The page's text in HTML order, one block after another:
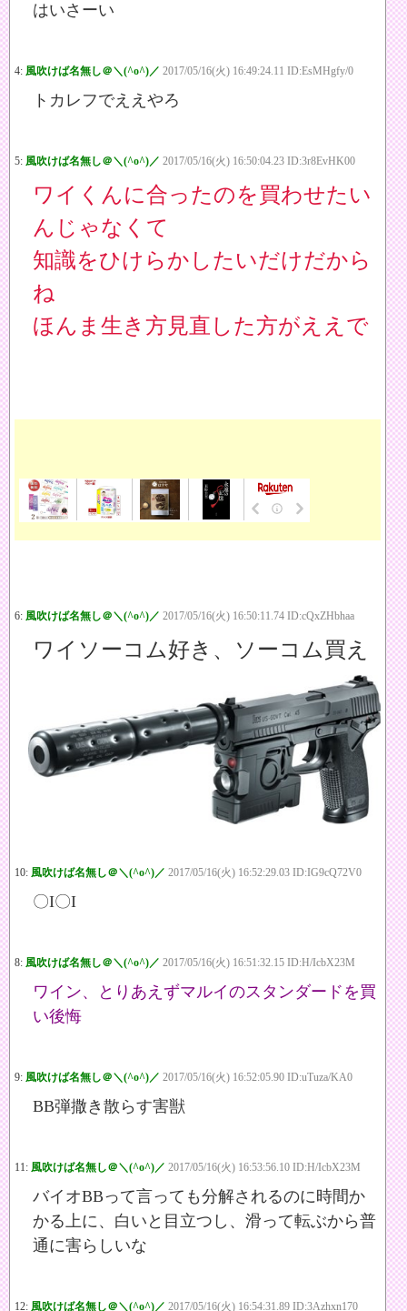
はいさーい
4: 風吹けば名無し＠＼(^o^)／ 2017/05/16(火) 16:49:24.11 ID:EsMHgfy/0
トカレフでええやろ
5: 風吹けば名無し＠＼(^o^)／ 2017/05/16(火) 16:50:04.23 ID:3r8EvHK00
ワイくんに合ったのを買わせたい
んじゃなくて
知識をひけらかしたいだけだから
ね
ほんま生き方見直した方がええで
6: 風吹けば名無し＠＼(^o^)／ 2017/05/16(火) 16:50:11.74 ID:cQxZHbhaa
ワイソーコム好き、ソーコム買え
10: 風吹けば名無し＠＼(^o^)／ 2017/05/16(火) 16:52:29.03 ID:IG9cQ72V0
〇I〇I
8: 風吹けば名無し＠＼(^o^)／ 2017/05/16(火) 16:51:32.15 ID:H/IcbX23M
ワイン、とりあえずマルイのスタンダードを買
い後悔
9: 風吹けば名無し＠＼(^o^)／ 2017/05/16(火) 16:52:05.90 ID:uTuza/KA0
BB弾撒き散らす害獣
11: 風吹けば名無し＠＼(^o^)／ 2017/05/16(火) 16:53:56.10 ID:H/IcbX23M
バイオBBって言っても分解されるのに時間か
かる上に、白いと目立つし、滑って転ぶから普
通に害らしいな
12: 風吹けば名無し＠＼(^o^)／ 2017/05/16(火) 16:54:31.89 ID:3Azhxn170